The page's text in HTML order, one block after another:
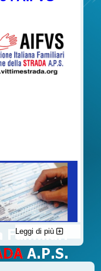
a favore
ai superstiti ed ai
il 5 per mille della
Leggi di più